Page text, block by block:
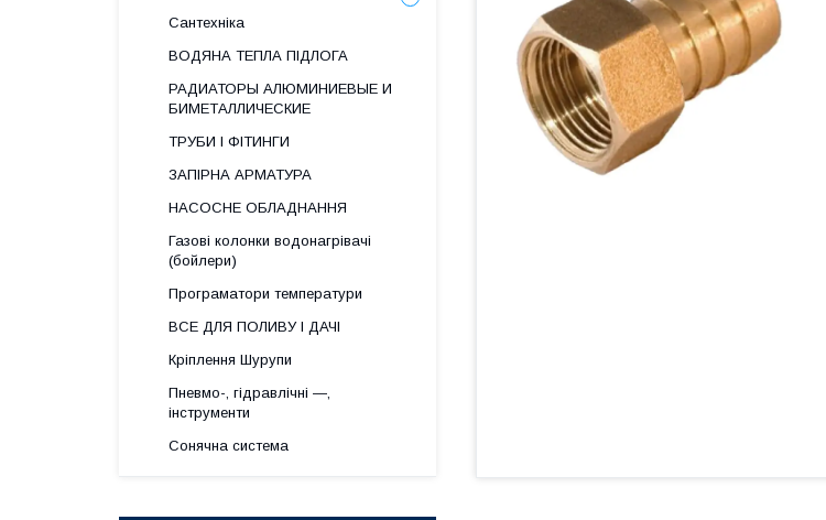
Сантехніка
ВОДЯНА ТЕПЛА ПІДЛОГА
РАДИАТОРЫ АЛЮМИНИЕВЫЕ И
БИМЕТАЛЛИЧЕСКИЕ
ТРУБИ І ФІТИНГИ
ЗАПІРНА АРМАТУРА
НАСОСНЕ ОБЛАДНАННЯ
Газові колонки водонагрівачі
(бойлери)
Програматори температури
ВСЕ ДЛЯ ПОЛИВУ І ДАЧІ
Кріплення Шурупи
Пневмо-, гідравлічні —,
інструменти
Сонячна система